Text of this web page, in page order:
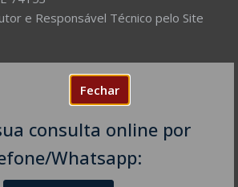
Fechar
consulta online por
Whatsapp:
e Responsável Técnico pelo Site
Prover Soluções cada vez mais
facilitada para a gestão da saúde
Destinado ao